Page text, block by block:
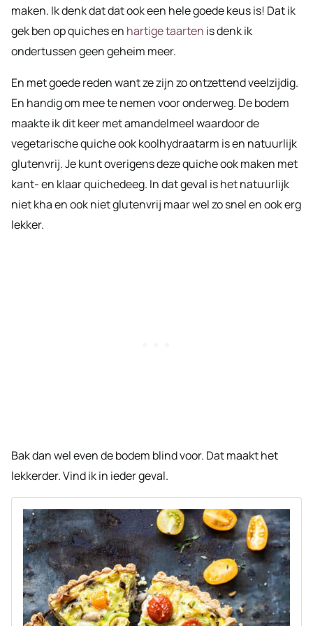
maken. Ik denk dat dat ook een hele goede keus is! Dat ik
gek ben op quiches en hartige taarten is denk ik
ondertussen geen geheim meer.
En met goede reden want ze zijn zo ontzettend veelzijdig.
En handig om mee te nemen voor onderweg. De bodem
maakte ik dit keer met amandelmeel waardoor de
vegetarische quiche ook koolhydraatarm is en natuurlijk
glutenvrij. Je kunt overigens deze quiche ook maken met
kant- en klaar quichedeeg. In dat geval is het natuurlijk
niet kha en ook niet glutenvrij maar wel zo snel en ook erg
lekker.
Bak dan wel even de bodem blind voor. Dat maakt het
lekkerder. Vind ik in ieder geval.